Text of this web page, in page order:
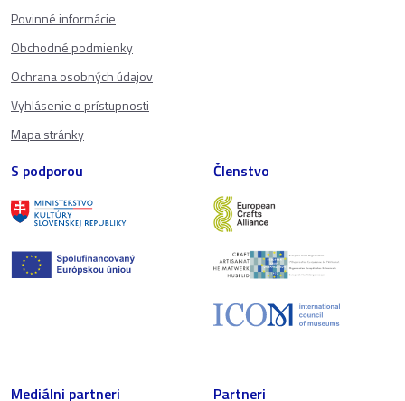
Povinné informácie
Obchodné podmienky
Ochrana osobných údajov
Vyhlásenie o prístupnosti
Mapa stránky
S podporou Členstvo
Mediálni partneri Partneri